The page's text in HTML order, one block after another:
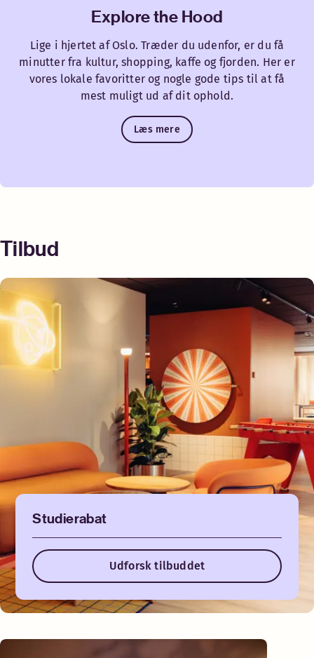
Explore the Hood
Lige i hjertet af Oslo. Træder du udenfor, er du få
minutter fra kultur, shopping, kaffe og fjorden. Her er
vores lokale favoritter og nogle gode tips til at få
mest muligt ud af dit ophold.
Læs mere
Tilbud
Studierabat
Udforsk tilbuddet